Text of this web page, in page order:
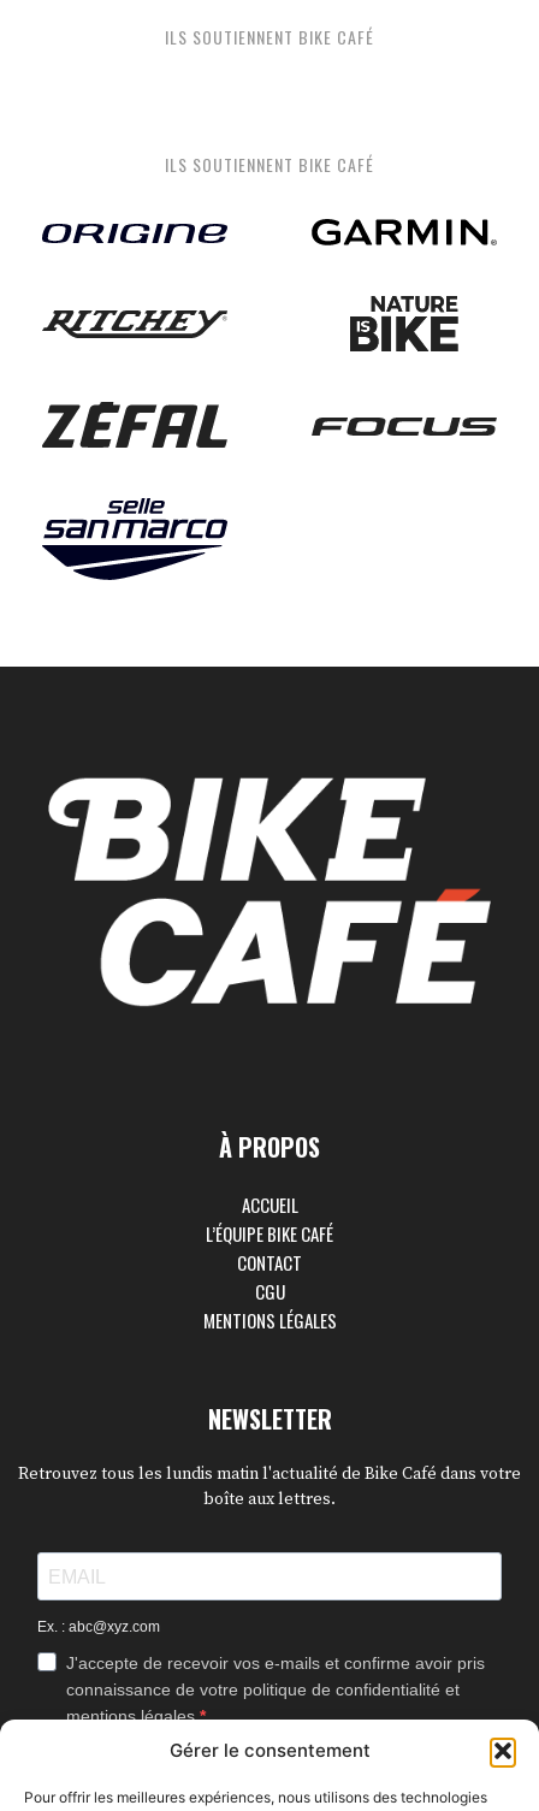
Gérer le consentement
Pour offrir les meilleures expériences, nous utilisons des technologies
À PROPOS
ACCUEIL
L’ÉQUIPE BIKE CAFÉ
CONTACT
CGU
MENTIONS LÉGALES
NEWSLETTER
Retrouvez tous les lundis matin l'actualité de Bike Café dans votre
boîte aux lettres.
Ex. : abc@xyz.com
J'accepte de recevoir vos e-mails et confirme avoir pris
connaissance de votre politique de confidentialité et
mentions légales.
Vous pouvez vous désinscrire à tout moment en cliquant sur le lien